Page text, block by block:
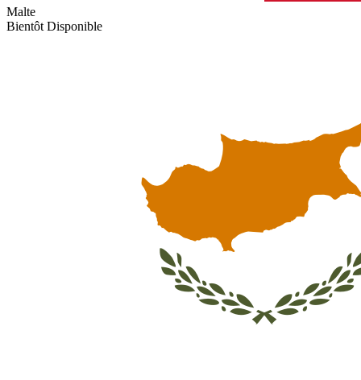
Malte
Bientôt Disponible